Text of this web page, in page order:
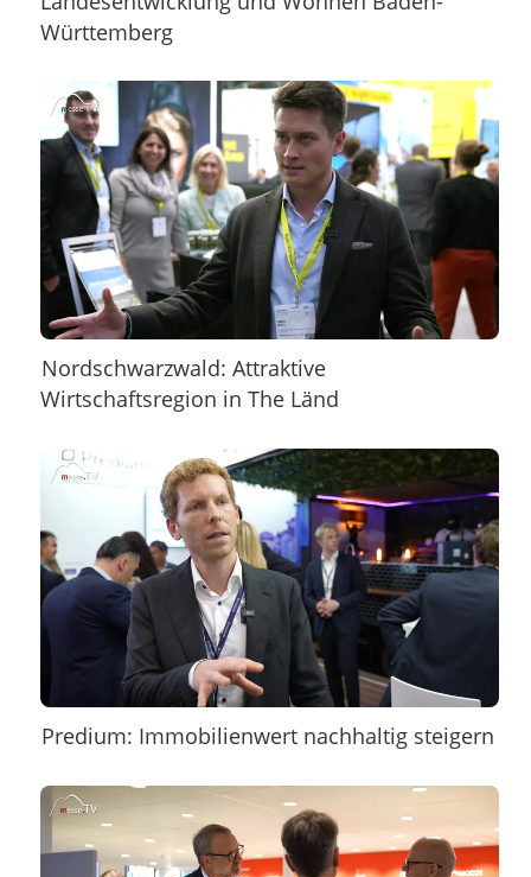
Württemberg
Nordschwarzwald: Attraktive
Wirtschaftsregion in The Länd
Predium: Immobilienwert nachhaltig steigern